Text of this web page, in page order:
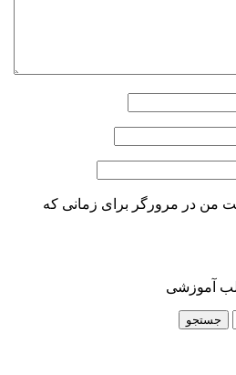
من در مرورگر برای زمانی که
آموزشی
جستجو